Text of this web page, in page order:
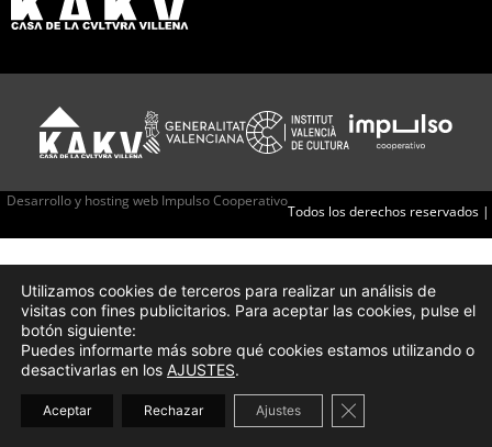
Todos los derechos reservados |
Desarrollo y hosting web Impulso Cooperativo
Utilizamos cookies de terceros para realizar un análisis de
visitas con fines publicitarios. Para aceptar las cookies, pulse el
botón siguiente:
Puedes informarte más sobre qué cookies estamos utilizando o
desactivarlas en los AJUSTES.
Aceptar Rechazar Ajustes Cerrar el banner de